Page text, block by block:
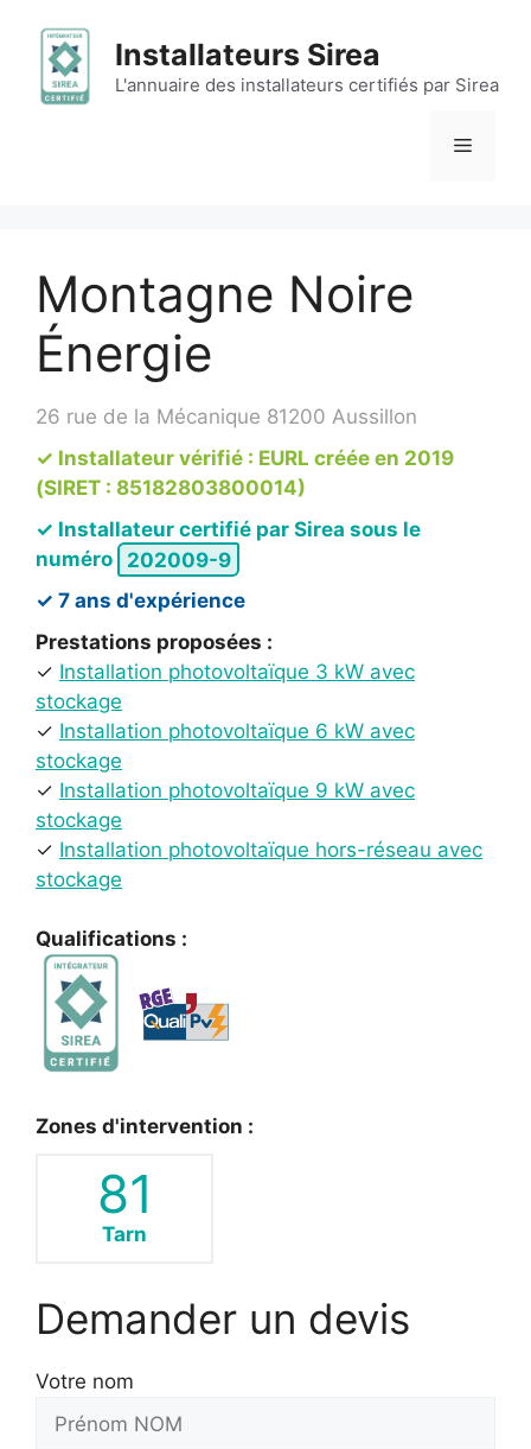
contenu
Installateurs Sirea
L'annuaire des installateurs certifiés par Sirea
Menu
Montagne Noire
Énergie
26 rue de la Mécanique 81200 Aussillon
✓ Installateur vérifié : EURL créée en 2019
(SIRET : 85182803800014)
✓ Installateur certifié par Sirea sous le
numéro
202009-9
✓ 7 ans d'expérience
Prestations proposées :
✓ Installation photovoltaïque 3 kW avec
stockage
✓ Installation photovoltaïque 6 kW avec
stockage
✓ Installation photovoltaïque 9 kW avec
stockage
✓ Installation photovoltaïque hors-réseau avec
stockage
Qualifications :
Zones d'intervention :
81
Tarn
Demander un devis
Votre nom